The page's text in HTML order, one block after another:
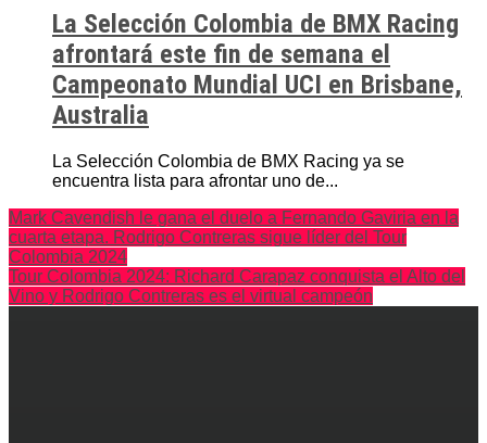
La Selección Colombia de BMX Racing
afrontará este fin de semana el
Campeonato Mundial UCI en Brisbane,
Australia
La Selección Colombia de BMX Racing ya se
encuentra lista para afrontar uno de...
Mark Cavendish le gana el duelo a Fernando Gaviria en la
cuarta etapa. Rodrigo Contreras sigue líder del Tour
Colombia 2024
Tour Colombia 2024: Richard Carapaz conquista el Alto del
Vino y Rodrigo Contreras es el virtual campeón